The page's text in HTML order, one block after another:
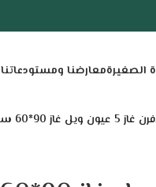
الصغيرةمعارضنا ومستودعاتنا
فرن غاز 5 عيون ويل غاز 90*60 سم ستيل – برتغالي